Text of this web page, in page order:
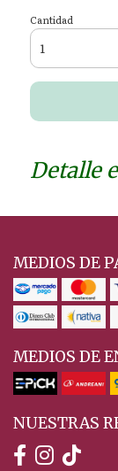
Cantidad
Detalle
MEDIOS DE
MEDIOS DE
NUESTRAS